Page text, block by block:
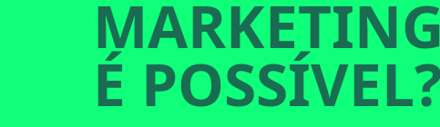
É POSSÍVEL?